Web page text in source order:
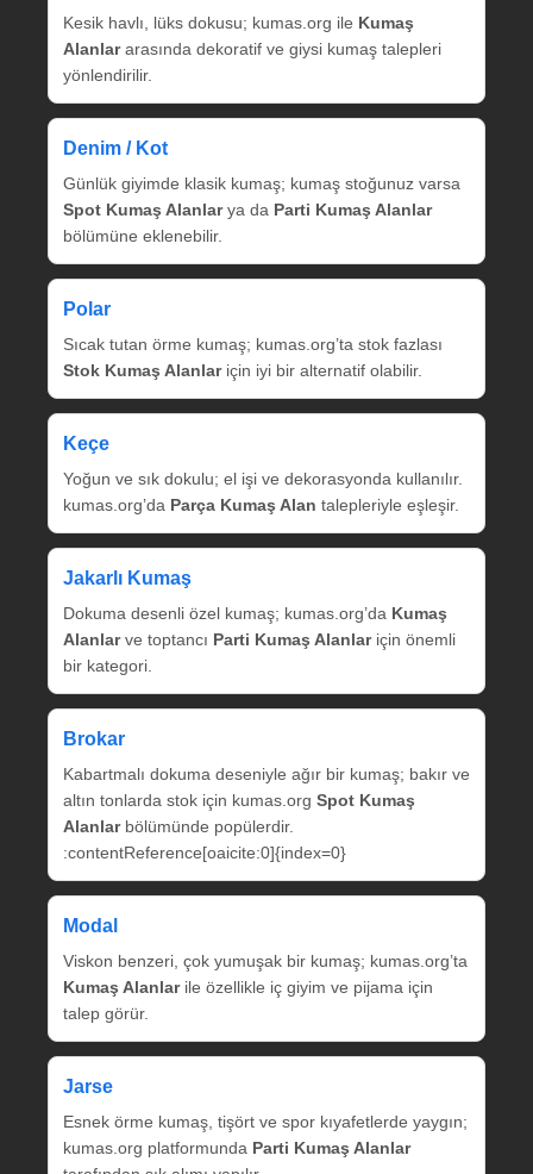
Kesik havlı, lüks dokusu; kumas.org ile Kumaş
Alanlararasında dekoratif ve giysi kumaş talepleri
yönlendirilir.
Denim / Kot
Günlük giyimde klasik kumaş; kumaş stoğunuz varsa
Spot Kumaş Alanlarya da Parti Kumaş Alanlar
bölümüne eklenebilir.
Polar
Sıcak tutan örme kumaş; kumas.org’ta stok fazlası
Stok Kumaş Alanlariçin iyi bir alternatif olabilir.
Keçe
Yoğun ve sık dokulu; el işi ve dekorasyonda kullanılır.
kumas.org’da Parça Kumaş Alan talepleriyle eşleşir.
Jakarlı Kumaş
Dokuma desenli özel kumaş; kumas.org’da Kumaş
Alanlarve toptancı Parti Kumaş Alanlariçin önemli
bir kategori.
Brokar
Kabartmalı dokuma deseniyle ağır bir kumaş; bakır ve
altın tonlarda stok için kumas.org Spot Kumaş
Alanlarbölümünde popülerdir.
:contentReference[oaicite:0]{index=0}
Modal
Viskon benzeri, çok yumuşak bir kumaş; kumas.org’ta
Kumaş Alanlarile özellikle iç giyim ve pijama için
talep görür.
Jarse
Esnek örme kumaş, tişört ve spor kıyafetlerde yaygın;
kumas.org platformunda Parti Kumaş Alanlar